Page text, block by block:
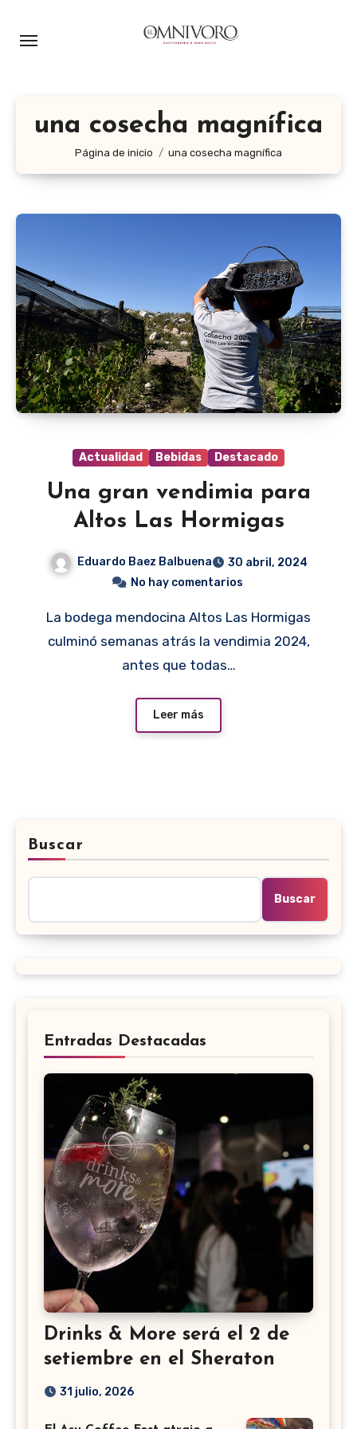
una cosecha magnífica
Página de inicio una cosecha magnífica
Actualidad Bebidas Destacado
Una gran vendimia para
Altos Las Hormigas
Eduardo Baez Balbuena
30 abril, 2024
No hay comentarios
La bodega mendocina Altos Las Hormigas
culminó semanas atrás la vendimia 2024,
antes que todas…
Leer más
Buscar
Buscar
Entradas Destacadas
Drinks & More será el 2 de
setiembre en el Sheraton
31 julio, 2026